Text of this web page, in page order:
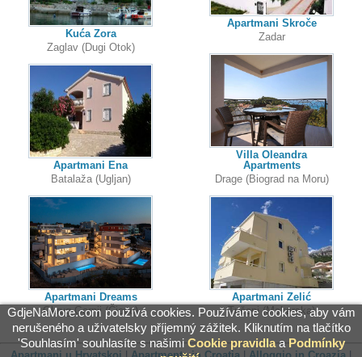
Kuća Zora
Zaglav (Dugi Otok)
Apartmani Ena
Batalaža (Ugljan)
Apartmani Dreams
Okrug Gornji (Čiovo)
Apartmani Skroče
Zadar
Villa Oleandra
Apartments
Drage (Biograd na Moru)
Apartmani Zelić
Tučepi (Makarska)
GdjeNaMore.com používá cookies. Používáme cookies, aby vám
nerušeného a uživatelsky příjemný zážitek. Kliknutím na tlačítko
'Souhlasím' souhlasíte s našimi Cookie pravidlaa Podmínky